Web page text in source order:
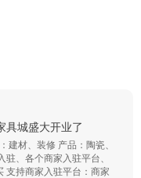
具城盛大开业了
建材、装修 产品：陶瓷、
、各个商家入驻平台、
支持商家入驻平台：商家